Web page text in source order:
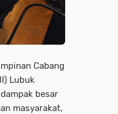
Cabang
Lubuk
besar
masyarakat,